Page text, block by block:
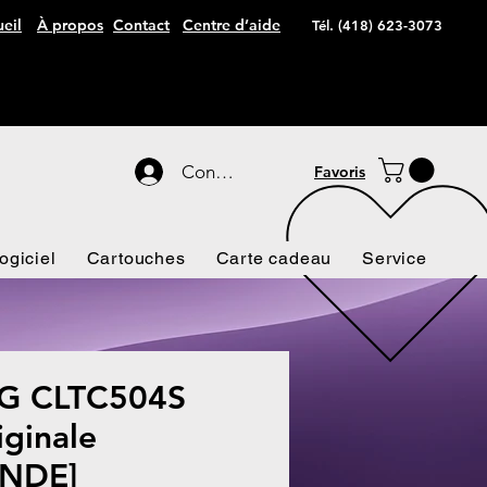
À propos Contact Centre d’aide Tél. (418) 623-3073
Connexion Favoris
Cartouches Carte cadeau Service
CLTC504S